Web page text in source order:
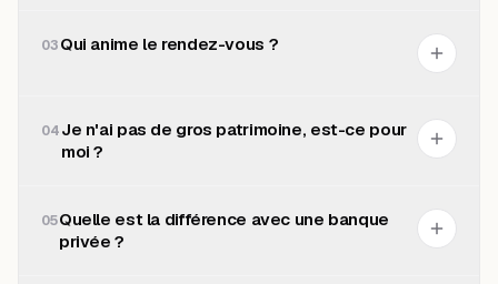
03Qui anime le rendez-vous ?
04Je n'ai pas de gros patrimoine, est-ce pour
moi ?
05Quelle est la différence avec une banque
privée ?